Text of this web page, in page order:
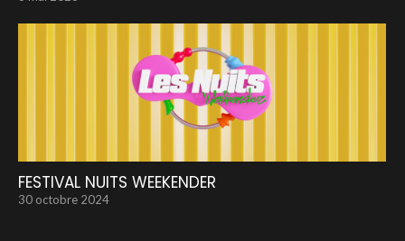
FESTIVAL NUITS WEEKENDER
30 octobre 2024